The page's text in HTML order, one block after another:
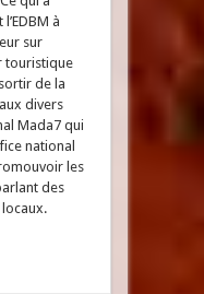
à
sur
touristique
de la
divers
Mada7 qui
national
les
des